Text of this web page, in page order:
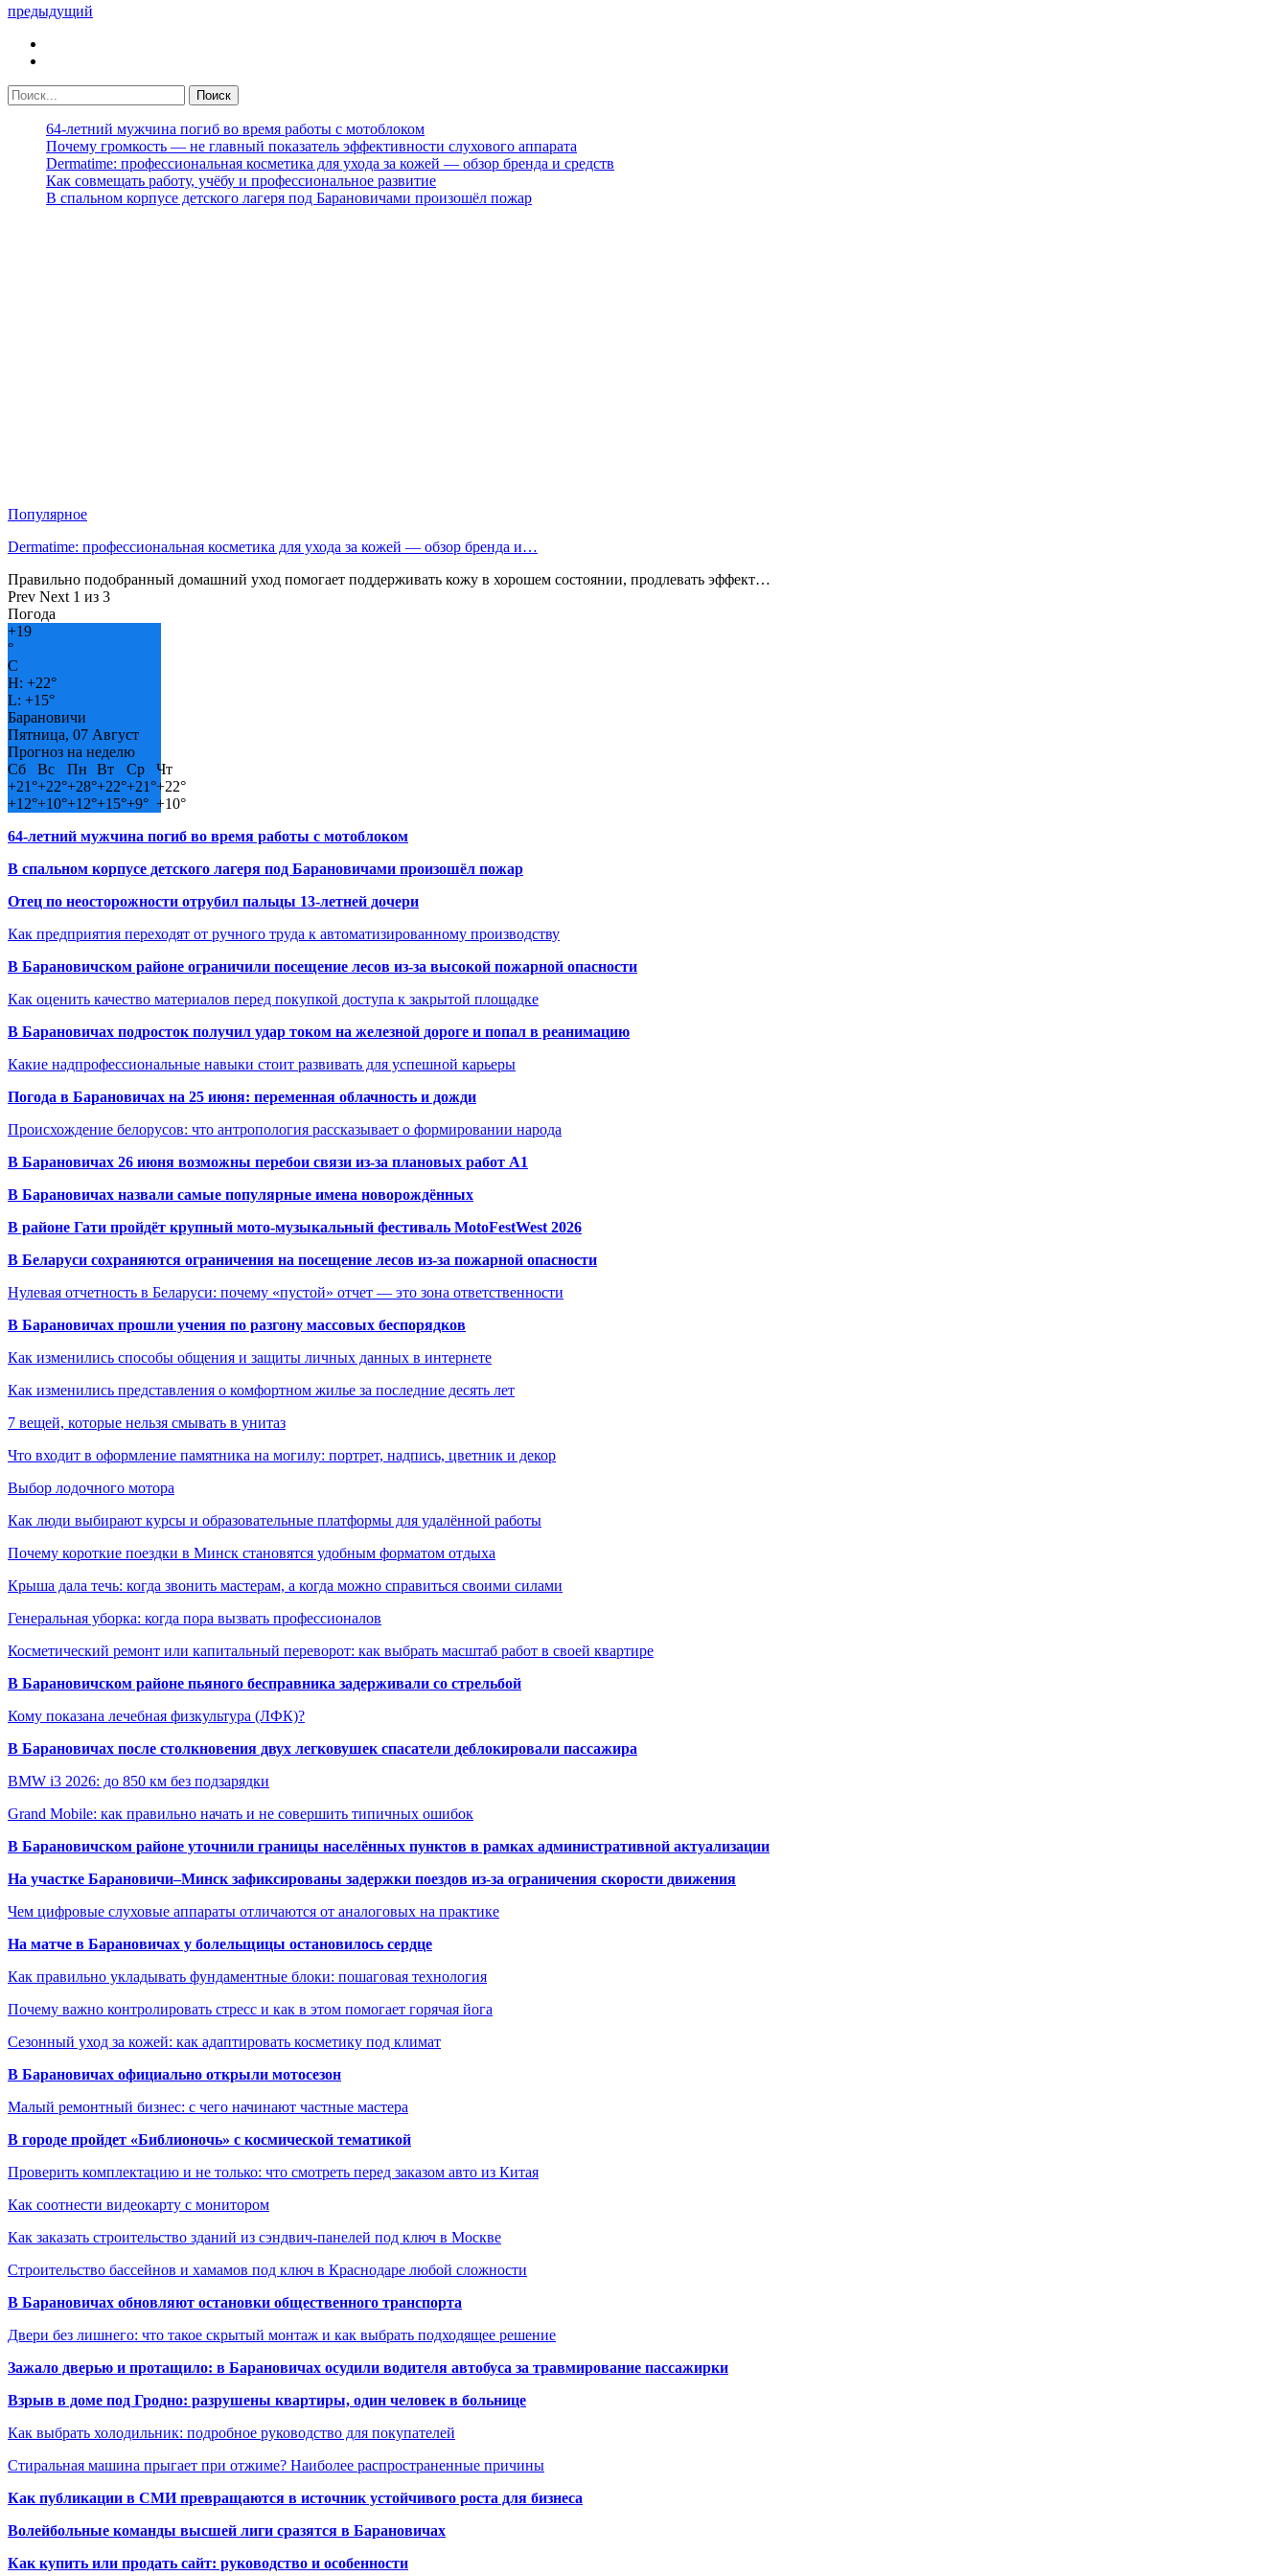
предыдущий
64-летний мужчина погиб во время работы с мотоблоком
Почему громкость — не главный показатель эффективности слухового аппарата
Dermatime: профессиональная косметика для ухода за кожей — обзор бренда и средств
Как совмещать работу, учёбу и профессиональное развитие
В спальном корпусе детского лагеря под Барановичами произошёл пожар
Популярное
Dermatime: профессиональная косметика для ухода за кожей — обзор бренда и…
Правильно подобранный домашний уход помогает поддерживать кожу в хорошем состоянии, продлевать эффект…
Prev Next 1 из 3
Погода
+19
°
C
H: +22°
L: +15°
Барановичи
Пятница, 07 Август
Прогноз на неделю
Сб
Вс Пн Вт Ср
Чт
+21°+22°+28°+22°+21°+22°
+12°+10°+12°+15°+9° +10°
64-летний мужчина погиб во время работы с мотоблоком
В спальном корпусе детского лагеря под Барановичами произошёл пожар
Отец по неосторожности отрубил пальцы 13-летней дочери
Как предприятия переходят от ручного труда к автоматизированному производству
В Барановичском районе ограничили посещение лесов из-за высокой пожарной опасности
Как оценить качество материалов перед покупкой доступа к закрытой площадке
В Барановичах подросток получил удар током на железной дороге и попал в реанимацию
Какие надпрофессиональные навыки стоит развивать для успешной карьеры
Погода в Барановичах на 25 июня: переменная облачность и дожди
Происхождение белорусов: что антропология рассказывает о формировании народа
В Барановичах 26 июня возможны перебои связи из-за плановых работ A1
В Барановичах назвали самые популярные имена новорождённых
В районе Гати пройдёт крупный мото-музыкальный фестиваль MotoFestWest 2026
В Беларуси сохраняются ограничения на посещение лесов из-за пожарной опасности
Нулевая отчетность в Беларуси: почему «пустой» отчет — это зона ответственности
В Барановичах прошли учения по разгону массовых беспорядков
Как изменились способы общения и защиты личных данных в интернете
Как изменились представления о комфортном жилье за последние десять лет
7 вещей, которые нельзя смывать в унитаз
Что входит в оформление памятника на могилу: портрет, надпись, цветник и декор
Выбор лодочного мотора
Как люди выбирают курсы и образовательные платформы для удалённой работы
Почему короткие поездки в Минск становятся удобным форматом отдыха
Крыша дала течь: когда звонить мастерам, а когда можно справиться своими силами
Генеральная уборка: когда пора вызвать профессионалов
Косметический ремонт или капитальный переворот: как выбрать масштаб работ в своей квартире
В Барановичском районе пьяного бесправника задерживали со стрельбой
Кому показана лечебная физкультура (ЛФК)?
В Барановичах после столкновения двух легковушек спасатели деблокировали пассажира
BMW i3 2026: до 850 км без подзарядки
Grand Mobile: как правильно начать и не совершить типичных ошибок
В Барановичском районе уточнили границы населённых пунктов в рамках административной актуализации
На участке Барановичи–Минск зафиксированы задержки поездов из-за ограничения скорости движения
Чем цифровые слуховые аппараты отличаются от аналоговых на практике
На матче в Барановичах у болельщицы остановилось сердце
Как правильно укладывать фундаментные блоки: пошаговая технология
Почему важно контролировать стресс и как в этом помогает горячая йога
Сезонный уход за кожей: как адаптировать косметику под климат
В Барановичах официально открыли мотосезон
Малый ремонтный бизнес: с чего начинают частные мастера
В городе пройдет «Библионочь» с космической тематикой
Проверить комплектацию и не только: что смотреть перед заказом авто из Китая
Как соотнести видеокарту с монитором
Как заказать строительство зданий из сэндвич-панелей под ключ в Москве
Строительство бассейнов и хамамов под ключ в Краснодаре любой сложности
В Барановичах обновляют остановки общественного транспорта
Двери без лишнего: что такое скрытый монтаж и как выбрать подходящее решение
Зажало дверью и протащило: в Барановичах осудили водителя автобуса за травмирование пассажирки
Взрыв в доме под Гродно: разрушены квартиры, один человек в больнице
Как выбрать холодильник: подробное руководство для покупателей
Стиральная машина прыгает при отжиме? Наиболее распространенные причины
Как публикации в СМИ превращаются в источник устойчивого роста для бизнеса
Волейбольные команды высшей лиги сразятся в Барановичах
Как купить или продать сайт: руководство и особенности